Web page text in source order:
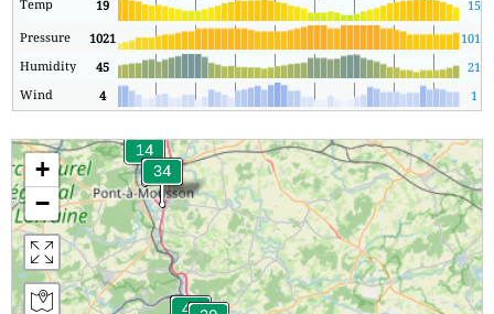
Temp
19
15
Pressure
1021 1017
Humidity
45
21
Wind
4 1
+
−